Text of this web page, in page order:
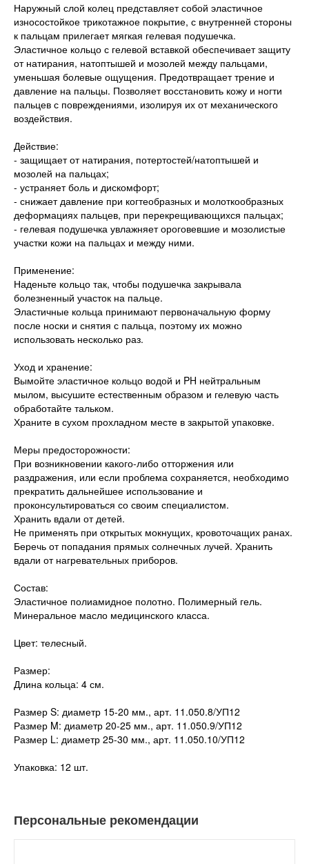
Наружный слой колец представляет собой эластичное
износостойкое трикотажное покрытие, с внутренней стороны
к пальцам прилегает мягкая гелевая подушечка.
Эластичное кольцо с гелевой вставкой обеспечивает защиту
от натирания, натоптышей и мозолей между пальцами,
уменьшая болевые ощущения. Предотвращает трение и
давление на пальцы. Позволяет восстановить кожу и ногти
пальцев с повреждениями, изолируя их от механического
воздействия.
Действие:
- защищает от натирания, потертостей/натоптышей и
мозолей на пальцах;
- устраняет боль и дискомфорт;
- снижает давление при когтеобразных и молоткообразных
деформациях пальцев, при перекрещивающихся пальцах;
- гелевая подушечка увлажняет ороговевшие и мозолистые
участки кожи на пальцах и между ними.
Применение:
Наденьте кольцо так, чтобы подушечка закрывала
болезненный участок на пальце.
Эластичные кольца принимают первоначальную форму
после носки и снятия с пальца, поэтому их можно
использовать несколько раз.
Уход и хранение:
Вымойте эластичное кольцо водой и PH нейтральным
мылом, высушите естественным образом и гелевую часть
обработайте тальком.
Храните в сухом прохладном месте в закрытой упаковке.
Меры предосторожности:
При возникновении какого-либо отторжения или
раздражения, или если проблема сохраняется, необходимо
прекратить дальнейшее использование и
проконсультироваться со своим специалистом.
Хранить вдали от детей.
Не применять при открытых мокнущих, кровоточащих ранах.
Беречь от попадания прямых солнечных лучей. Хранить
вдали от нагревательных приборов.
Состав:
Эластичное полиамидное полотно. Полимерный гель.
Минеральное масло медицинского класса.
Цвет: телесный.
Размер:
Длина кольца: 4 см.
Размер S: диаметр 15-20 мм., арт. 11.050.8/УП12
Размер M: диаметр 20-25 мм., арт. 11.050.9/УП12
Размер L: диаметр 25-30 мм., арт. 11.050.10/УП12
Упаковка: 12 шт.
Персональные рекомендации